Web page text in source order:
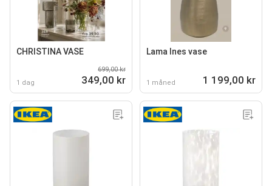
CHRISTINA VASE
1 dag
699,00 kr
349,00 kr
Lama Ines vase
1 måned 1 199,00 kr